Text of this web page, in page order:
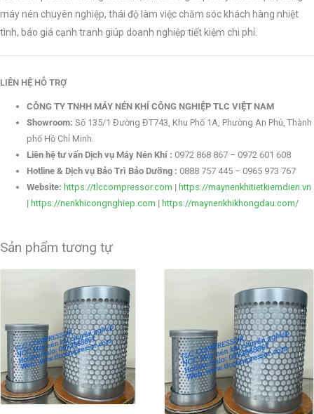
máy nén chuyên nghiệp, thái độ làm việc chăm sóc khách hàng nhiệt
tình, báo giá cạnh tranh giúp doanh nghiệp tiết kiệm chi phí.
LIÊN HỆ HỖ TRỢ
CÔNG TY TNHH MÁY NÉN KHÍ CÔNG NGHIỆP TLC VIỆT NAM
Showroom: Số 135/1 Đường ĐT743, Khu Phố 1A, Phường An Phú, Thành
phố Hồ Chí Minh.
Liên hệ tư vấn Dịch vụ Máy Nén Khí : 0972 868 867 – 0972 601 608
Hotline & Dịch vụ Bảo Trì Bảo Dưỡng : 0888 757 445 – 0965 973 767
Website:https://tlccompressor.com |https://maynenkhitietkiemdien.vn
|https://nenkhicongnghiep.com |https://maynenkhikhongdau.com/
Sản phẩm tương tự